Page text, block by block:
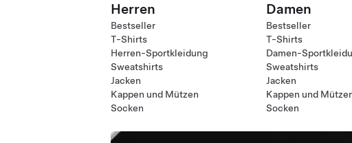
Herren
Bestseller
T-Shirts
Herren-Sportkleidung
Sweatshirts
Jacken
Kappen und Mützen
Socken
Damen
Bestseller
T-Shirts
Damen-
Sweatshirts
Jacken
Kappen und
Socken